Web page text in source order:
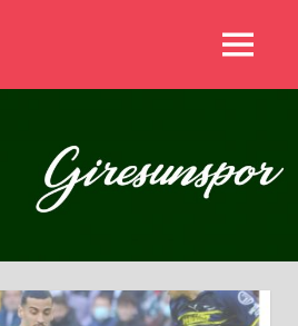
MENÜ